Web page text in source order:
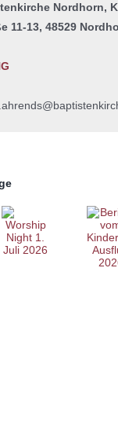
Nordhorn,
11-13, 48529